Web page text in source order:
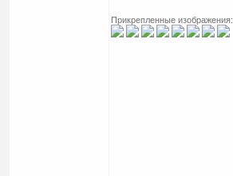
Прикрепленные изображения: